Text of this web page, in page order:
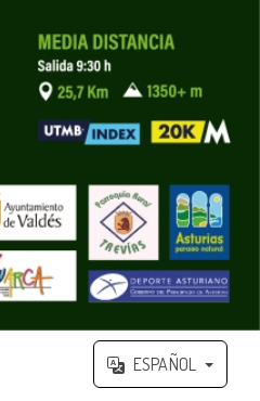
ESPAÑOL